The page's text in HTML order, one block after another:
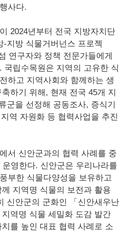
사다.
2024년부터 전국 지방자치단
-지방 식물거버넌스 프로젝
연구자와 정책 전문가들에게
국립수목원은 지역의 고유한 식
하고 지역사회와 함께하는 생
하기 위해, 현재 전국 45개 지
군을 선정해 공동조사, 증식기
역 자원화 등 협력사업을 추진
서 신안군과의 협력 사례를 중
영한다. 신안군은 우리나라를
부한 식물다양성을 보유하고
지역명 식물의 보전과 활용
신안군의 군화인 「신안새우난
역명 식물 세밀화 도감 발간
를 높인 대표 협력 사례로 소